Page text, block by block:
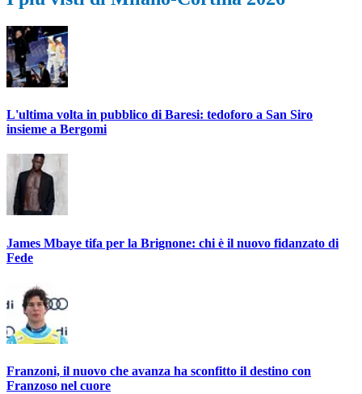
L'ultima volta in pubblico di Baresi: tedoforo a San Siro
insieme a Bergomi
James Mbaye tifa per la Brignone: chi è il nuovo fidanzato di
Fede
Franzoni, il nuovo che avanza ha sconfitto il destino con
Franzoso nel cuore